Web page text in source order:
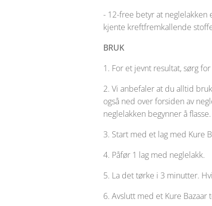
- 12-free betyr at
kjente kreftfremkallende
BRUK
1. For et jevnt resultat, sørg
2. Vi anbefaler at du alltid
også ned over forsiden av
neglelakken begynner å flasse.
3. Start med et lag med Kure
4. Påfør 1 lag med neglelakk.
5. La det tørke i 3 minutter.
6. Avslutt med et Kure Bazaar